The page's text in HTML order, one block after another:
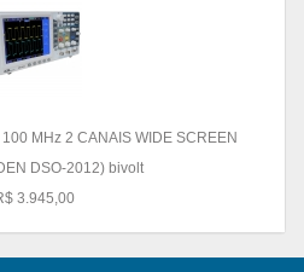
MHz 2 CANAIS WIDE SCREEN
DSO-2012) bivolt
3.945,00